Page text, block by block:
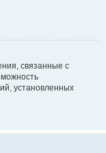
связанные с
установленных